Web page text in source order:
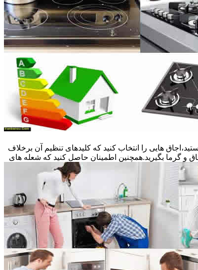
هایی را انتخاب کنید که کلیدهای تنظیم آن برخلاف
و گرما بگیرید.همچنین اطمینان حاصل کنید که شعله های